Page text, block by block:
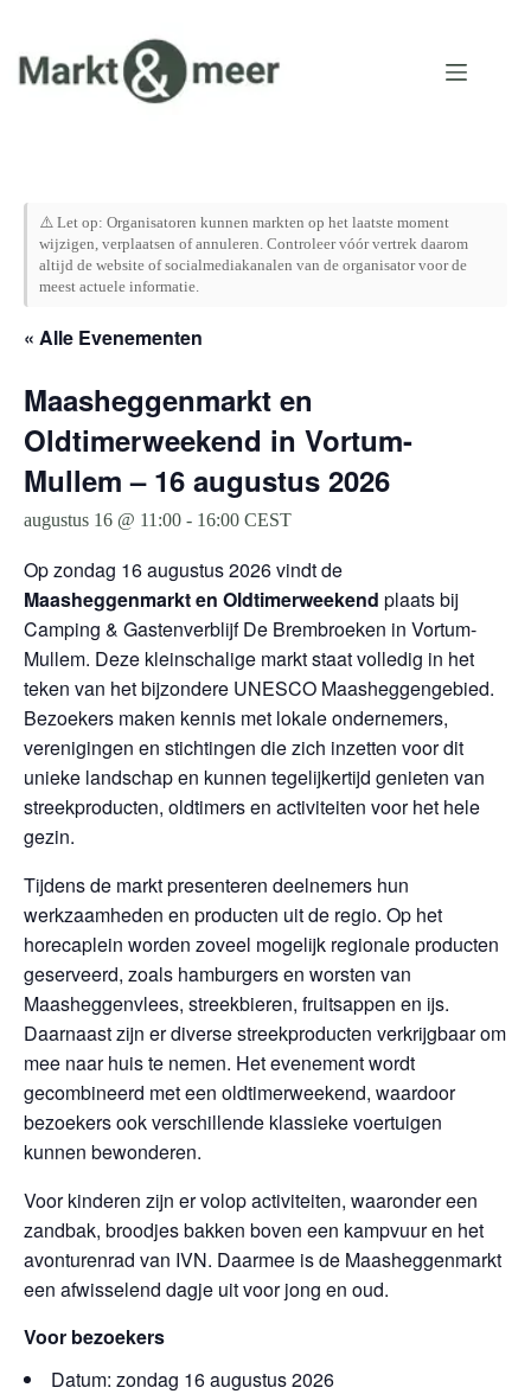
inhoud
⚠️ Let op: Organisatoren kunnen markten op het laatste moment
wijzigen, verplaatsen of annuleren. Controleer vóór vertrek daarom
altijd de website of socialmediakanalen van de organisator voor de
meest actuele informatie.
« Alle Evenementen
Maasheggenmarkt en
Oldtimerweekend in Vortum-
Mullem – 16 augustus 2026
augustus 16 @ 11:00 - 16:00 CEST
Op zondag 16 augustus 2026 vindt de
Maasheggenmarkt en Oldtimerweekend plaats bij
Camping & Gastenverblijf De Brembroeken in Vortum-
Mullem. Deze kleinschalige markt staat volledig in het
teken van het bijzondere UNESCO Maasheggengebied.
Bezoekers maken kennis met lokale ondernemers,
verenigingen en stichtingen die zich inzetten voor dit
unieke landschap en kunnen tegelijkertijd genieten van
streekproducten, oldtimers en activiteiten voor het hele
gezin.
Tijdens de markt presenteren deelnemers hun
werkzaamheden en producten uit de regio. Op het
horecaplein worden zoveel mogelijk regionale producten
geserveerd, zoals hamburgers en worsten van
Maasheggenvlees, streekbieren, fruitsappen en ijs.
Daarnaast zijn er diverse streekproducten verkrijgbaar om
mee naar huis te nemen. Het evenement wordt
gecombineerd met een oldtimerweekend, waardoor
bezoekers ook verschillende klassieke voertuigen
kunnen bewonderen.
Voor kinderen zijn er volop activiteiten, waaronder een
zandbak, broodjes bakken boven een kampvuur en het
avonturenrad van IVN. Daarmee is de Maasheggenmarkt
een afwisselend dagje uit voor jong en oud.
Voor bezoekers
Datum: zondag 16 augustus 2026